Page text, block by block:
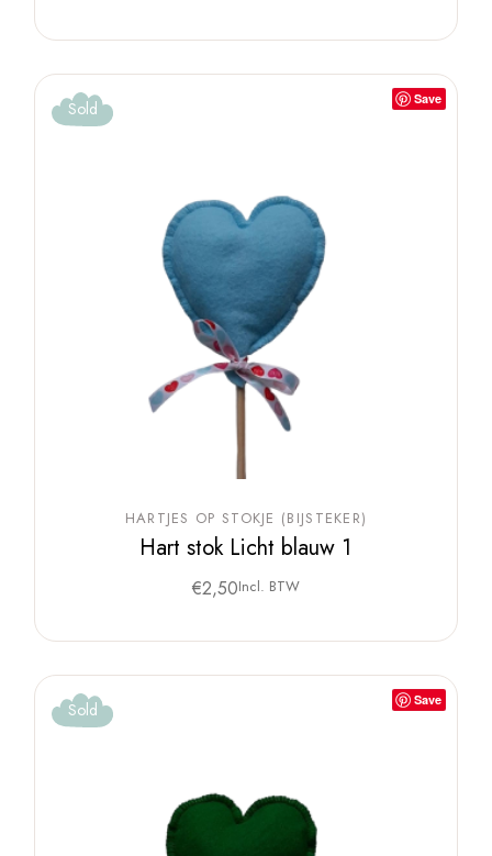
Save
Sold
HARTJES OP STOKJE (BIJSTEKER)
Hart stok Licht blauw 1
€2,50Incl. BTW
Save
Sold